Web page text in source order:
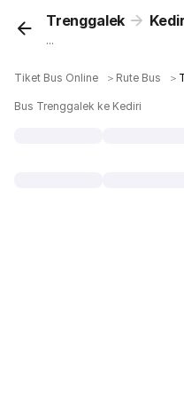
Trenggalek
...
Tiket Bus Online ＞ Rute Bus ＞
Bus Trenggalek ke Kediri